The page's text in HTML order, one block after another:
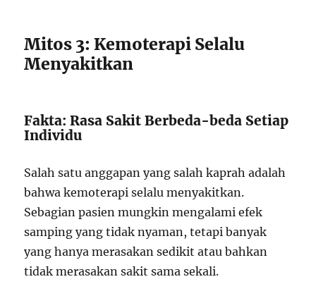
Mitos 3: Kemoterapi Selalu
Menyakitkan
Fakta: Rasa Sakit Berbeda-beda Setiap
Individu
Salah satu anggapan yang salah kaprah adalah
bahwa kemoterapi selalu menyakitkan.
Sebagian pasien mungkin mengalami efek
samping yang tidak nyaman, tetapi banyak
yang hanya merasakan sedikit atau bahkan
tidak merasakan sakit sama sekali.